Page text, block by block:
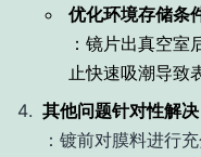
优化环境存储条
：镜片出真空
止快速吸潮导致
其他问题针对性解决
：镀前对膜料进行